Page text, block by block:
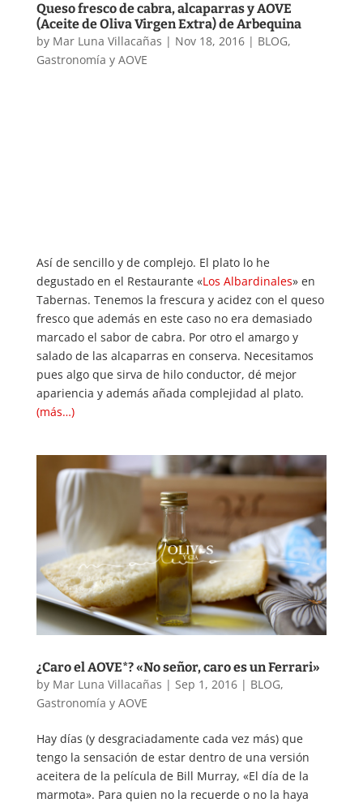
Queso fresco de cabra, alcaparras y AOVE
(Aceite de Oliva Virgen Extra) de Arbequina
by Mar Luna Villacañas | Nov 18, 2016| BLOG,
Gastronomía y AOVE
Así de sencillo y de complejo. El plato lo he
degustado en el Restaurante «Los Albardinales» en
Tabernas. Tenemos la frescura y acidez con el queso
fresco que además en este caso no era demasiado
marcado el sabor de cabra. Por otro el amargo y
salado de las alcaparras en conserva. Necesitamos
pues algo que sirva de hilo conductor, dé mejor
apariencia y además añada complejidad al plato.
(más…)
¿Caro el AOVE*? «No señor, caro es un Ferrari»
by Mar Luna Villacañas | Sep 1, 2016| BLOG,
Gastronomía y AOVE
Hay días (y desgraciadamente cada vez más) que
tengo la sensación de estar dentro de una versión
aceitera de la película de Bill Murray, «El día de la
marmota». Para quien no la recuerde o no la haya